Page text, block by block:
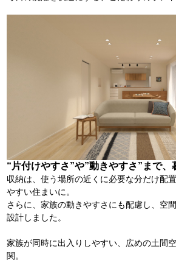
“片付けやすさ”や”動きやすさ”まで、
収納は、使う場所の近くに必要な分だけ配
やすい住まいに。
さらに、家族の動きやすさにも配慮し、空
設計しました。
家族が同時に出入りしやすい、広めの土間
関。